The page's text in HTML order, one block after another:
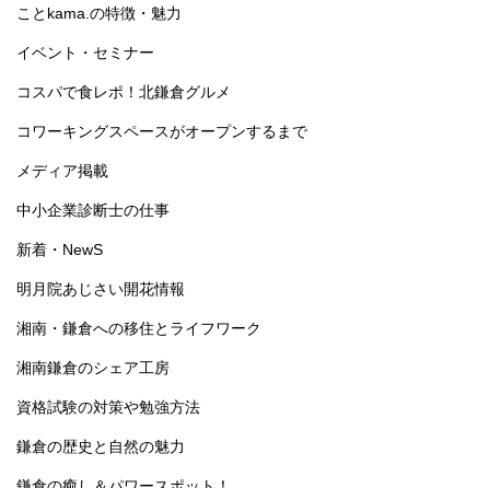
ことkama.の特徴・魅力
イベント・セミナー
コスパで食レポ！北鎌倉グルメ
コワーキングスペースがオープンするまで
メディア掲載
中小企業診断士の仕事
新着・NewS
明月院あじさい開花情報
湘南・鎌倉への移住とライフワーク
湘南鎌倉のシェア工房
資格試験の対策や勉強方法
鎌倉の歴史と自然の魅力